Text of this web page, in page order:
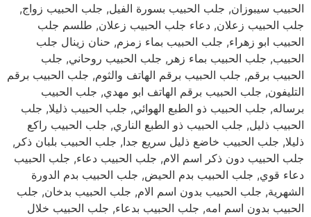
الحبيب سيبوزان, جلب الحبيب بسورة الفيل, جلب الحبيب زواج,
جلب الحبيب زعلان, دعاء جلب الحبيب زعلان, طلسم جلب
الحبيب ابو زهراء, جلب الحبيب بماء زمزم, حنان زينال جلب
الحبيب, جلب الحبيب بماء زهر, جلب الحبيب روحاني, جلب
الحبيب برقم, جلب الحبيب برقم الهاتف والثوم, جلب الحبيب برقم
التليفون, جلب الحبيب برقم الهاتف ابو مهدي, جلب الحبيب
برساله, جلب الحبيب ذو الطبع الهوائي, جلب الحبيب ذليلا, جلب
الحبيب ذليل, جلب الحبيب ذو الطبع الناري, جلب الحبيب راكع
ذليلا, جلب الحبيب خاضع ذليل سريع جدا, جلب الحبيب بلبان ذكر,
جلب الحبيب دون ذكر اسم الام, جلب الحبيب دعاء, جلب الحبيب
دعاء قوي, جلب الحبيب بدم الحيض, جلب الحبيب بدم الدورة
الشهرية, جلب الحبيب بدون اسم الام, جلب الحبيب بدخان, جلب
الحبيب بدون اسم امه, جلب الحبيب بدعاء, جلب الحبيب خلال